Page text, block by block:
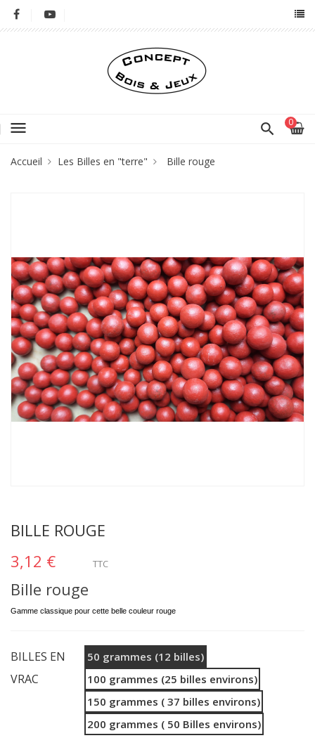
menu 0
Accueil Les Billes en "terre" Bille rouge
BILLE ROUGE
3,12 €
TTC
Bille rouge
Gamme classique pour cette belle couleur rouge
BILLES EN
VRAC
50 grammes (12 billes)
100 grammes (25 billes environs)
150 grammes ( 37 billes environs)
200 grammes ( 50 Billes environs)